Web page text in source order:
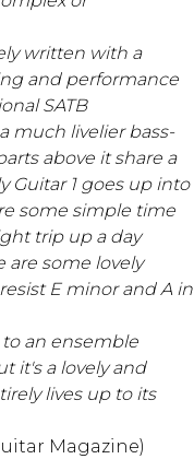
written with a
and performance
SATB
much livelier bass-
above it share a
Guitar 1 goes up into
some simple time
trip up a day
are some lovely
E minor and A in
to an ensemble
it's a lovely and
lives up to its
Magazine)